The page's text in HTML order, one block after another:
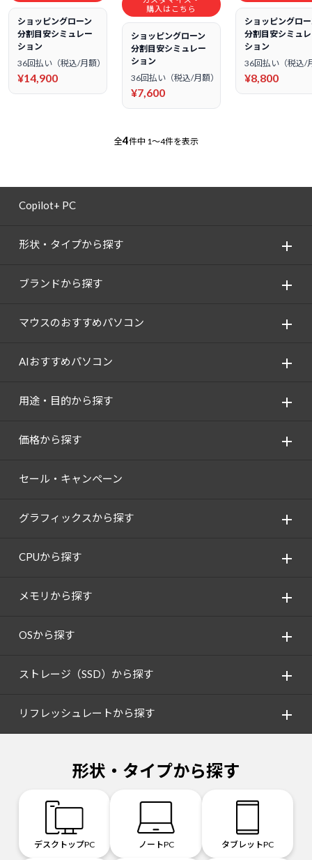
ショッピングローン
分割目安シミュレー
ション
36回払い（税込/月額）
¥14,900
購入はこちら
ショッピングローン
分割目安シミュレー
ション
36回払い（税込/月額）
¥7,600
ショッピングロ
分割目安シミュ
ション
36回払い（税込/
¥8,800
全4件中 1～4件を表示
Copilot+ PC
形状・タイプから探す
ブランドから探す
マウスのおすすめパソコン
AIおすすめパソコン
用途・目的から探す
価格から探す
セール・キャンペーン
グラフィックスから探す
CPUから探す
メモリから探す
OSから探す
ストレージ（SSD）から探す
リフレッシュレートから探す
形状・タイプから探す
デスクトップPC ノートPC タブレットPC